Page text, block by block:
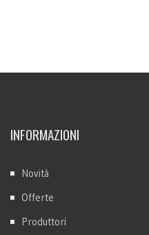
INFORMAZIONI
Novità
Offerte
Produttori